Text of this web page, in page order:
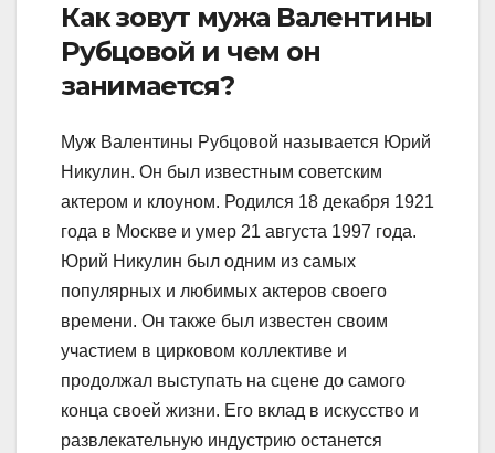
Как зовут мужа Валентины
Рубцовой и чем он
занимается?
Муж Валентины Рубцовой называется Юрий
Никулин. Он был известным советским
актером и клоуном. Родился 18 декабря 1921
года в Москве и умер 21 августа 1997 года.
Юрий Никулин был одним из самых
популярных и любимых актеров своего
времени. Он также был известен своим
участием в цирковом коллективе и
продолжал выступать на сцене до самого
конца своей жизни. Его вклад в искусство и
развлекательную индустрию останется